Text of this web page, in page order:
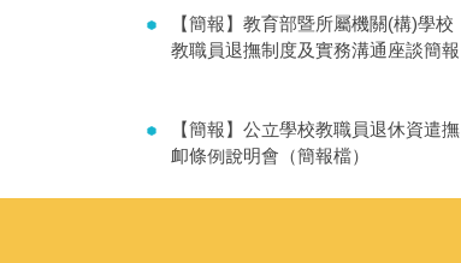
【簡報】教育部暨所屬機關(構)學校
教職員退撫制度及實務溝通座談簡報
【簡報】公立學校教職員退休資遣撫
卹條例說明會（簡報檔）